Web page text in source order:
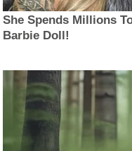
She Spends Millions
Barbie Doll!